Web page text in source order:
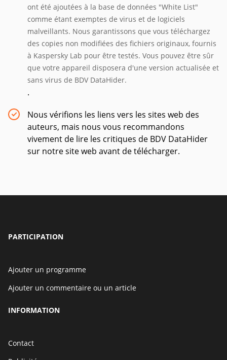
ont été ajoutées à la base de données "White List"
comme étant exemptes de virus et de logiciels
malveillants. Nous garantissons que vous téléchargez
des copies non modifiées des fichiers originaux, fournis
à Kaspersky Lab pour être testés. Vous pouvez être sûr
que votre appareil disposera d'une version actualisée et
sans virus de BDV DataHider.
.
Nous vérifions les liens vers les sites web des
auteurs, mais nous vous recommandons
vivement de lire les critiques de BDV DataHider
sur notre site web avant de télécharger.
PARTICIPATION
Ajouter un programme
Ajouter un commentaire ou un article
INFORMATION
Contact